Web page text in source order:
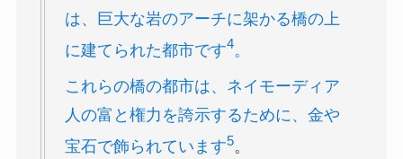
は、巨大な岩のアーチに架かる橋の上
に建てられた都市です4。
これらの橋の都市は、ネイモーディア
人の富と権力を誇示するために、金や
宝石で飾られています5。